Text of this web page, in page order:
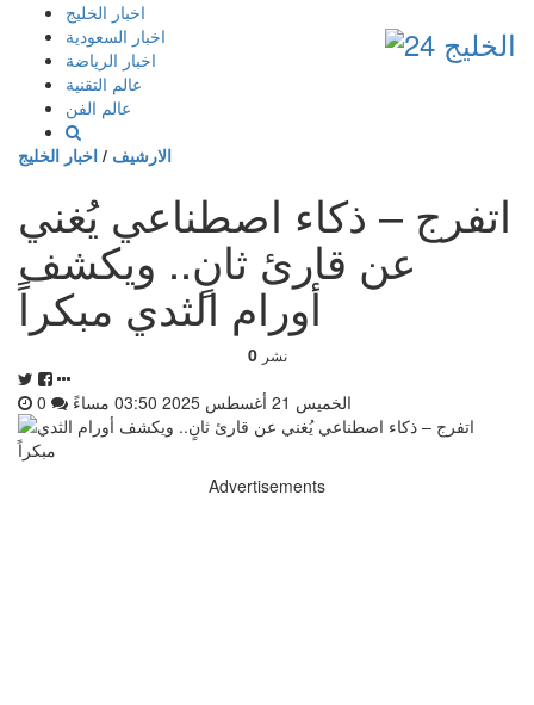
إذهب
المحتوى
اخبار الخليج
اخبار السعودية
اخبار الرياضة
عالم التقنية
عالم الفن
الارشيف / اخبار الخليج
اتفرج – ذكاء اصطناعي يُغني
عن قارئ ثانٍ.. ويكشف
أورام الثدي مبكراً
0 نشر
الخميس 21 أغسطس 2025 03:50 مساءً
Advertisements